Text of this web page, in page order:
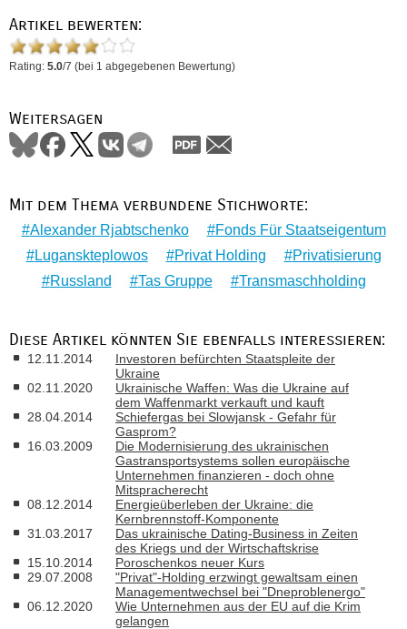
Artikel bewerten:
Rating: 5.0/7 (bei 1 abgegebenen Bewertung)
Weitersagen
Mit dem Thema verbundene Stichworte:
Alexander Rjabtschenko
Fonds Für Staatseigentum
Luganskteplowos
Privat Holding
Privatisierung
Russland
Tas Gruppe Transmaschholding
Diese Artikel könnten Sie ebenfalls interessieren:
12.11.2014
Investoren befürchten Staatspleite der
Ukraine
02.11.2020
Ukrainische Waffen: Was die Ukraine auf
dem Waffenmarkt verkauft und kauft
28.04.2014
Schiefergas bei Slowjansk - Gefahr für
Gasprom?
16.03.2009
Die Modernisierung des ukrainischen
Gastransportsystems sollen europäische
Unternehmen finanzieren - doch ohne
Mitspracherecht
08.12.2014
Energieüberleben der Ukraine: die
Kernbrennstoff-Komponente
31.03.2017
Das ukrainische Dating-Business in Zeiten
des Kriegs und der Wirtschaftskrise
15.10.2014
Poroschenkos neuer Kurs
29.07.2008
"Privat"-Holding erzwingt gewaltsam einen
Managementwechsel bei "Dneproblenergo"
06.12.2020
Wie Unternehmen aus der EU auf die Krim
gelangen